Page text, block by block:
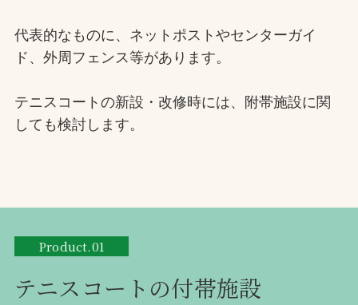
代表的なものに、ネットポストやセンターガイ
ド、外周フェンス等があります。
テニスコートの新設・改修時には、附帯施設に関
しても検討します。
Product.01
テニスコートの付帯施設